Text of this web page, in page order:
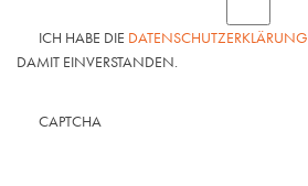
ICH HABE DIE DATENSCHUTZERKLÄRUNG
DAMIT EINVERSTANDEN.
CAPTCHA